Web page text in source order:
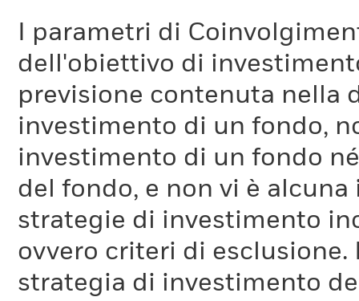
I parametri di
dell'obiettivo di
previsione contenuta nella
investimento di un fondo,
investimento di un fondo
del fondo, e non vi è
strategie di investimento
ovvero criteri di
strategia di investimento